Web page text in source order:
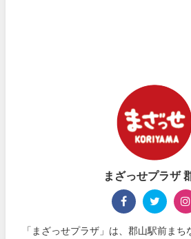
まざっせプラザ
「まざっせプラザ」は、郡山駅前まち